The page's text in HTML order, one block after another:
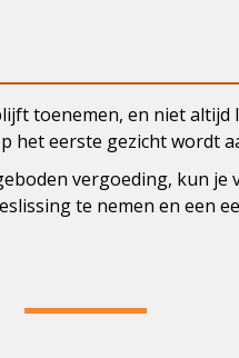
toenemen, en niet
het eerste gezicht wordt
vergoeding, kun je
te nemen en een